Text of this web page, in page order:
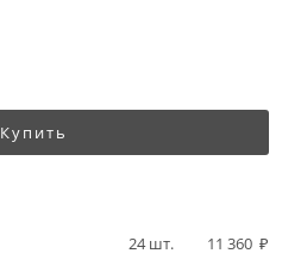
Купить
24шт.
11 360